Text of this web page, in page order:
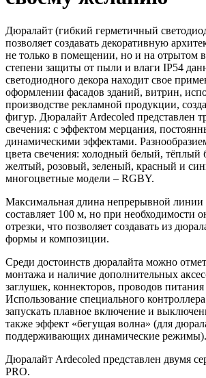
Дюралайт (гибкий герметичный
позволяет создавать декоративную
не только в помещении, но и на отрытом
степени защиты от пыли и влаги IP54
светодиодного декора находит свое
оформлении фасадов зданий, витрин,
производстве рекламной продукции,
фигур. Дюралайт Ardecoled представлен
свечения: с эффектом мерцания,
динамическими эффектами.
цвета свечения: холодный белый, тёплый
желтый, розовый, зеленый, красный и
многоцветные модели – RGBY.
Максимальная длина непрерывной линии
составляет 100 м, но при необходимости
отрезки, что позволяет создавать из
формы и композиции.
Среди достоинств дюралайта можно
монтажа и наличие дополнительных
заглушек, коннекторов, проводов
Использование специального
запускать плавное включение и
также эффект «бегущая волна» (для
поддерживающих динамические режимы).
Дюралайт Ardecoled представлен двумя
PRO.